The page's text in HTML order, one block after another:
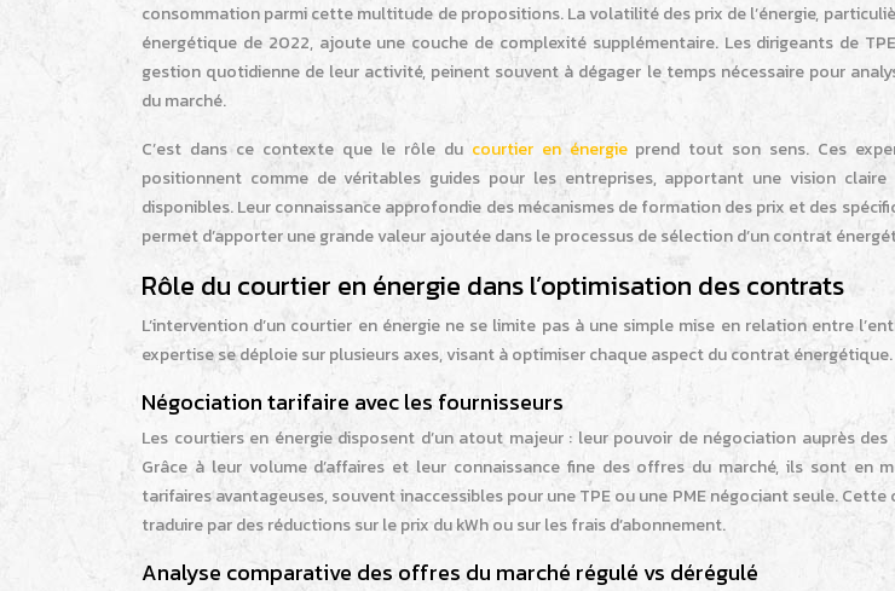
consommation parmi cette multitude de propositions. La volatilité des prix de l’énergie,
énergétique de 2022, ajoute une couche de complexité supplémentaire. Les dirigeants de
gestion quotidienne de leur activité, peinent souvent à dégager le temps nécessaire pour
du marché.
C’est dans ce contexte que le rôle du courtier en énergieprend tout son sens. Ces
positionnent comme de véritables guides pour les entreprises, apportant une vision
disponibles. Leur connaissance approfondie des mécanismes de formation des prix et des
permet d’apporter une grande valeur ajoutée dans le processus de sélection d’un contrat
Rôle du courtier en énergie dans l’optimisation des contrats
L’intervention d’un courtier en énergie ne se limite pas à une simple mise en relation entre
expertise se déploie sur plusieurs axes, visant à optimiser chaque aspect du contrat énergétique.
Négociation tarifaire avec les fournisseurs
Les courtiers en énergie disposent d’un atout majeur : leur pouvoir de négociation auprès
Grâce à leur volume d’affaires et leur connaissance fine des offres du marché, ils sont en
tarifaires avantageuses, souvent inaccessibles pour une TPE ou une PME négociant seule.
traduire par des réductions sur le prix du kWh ou sur les frais d’abonnement.
Analyse comparative des offres du marché régulé vs dérégulé